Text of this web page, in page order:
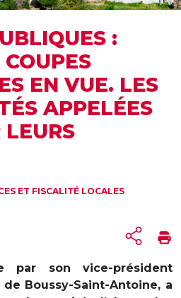
:
EN VUE. LES
APPELÉES
ET FISCALITÉ LOCALES
par son vice-président
de Boussy-Saint-Antoine, a